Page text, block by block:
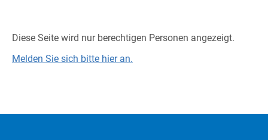
Diese Seite wird nur berechtigen Personen angezeigt.
Melden Sie sich bitte hier an.